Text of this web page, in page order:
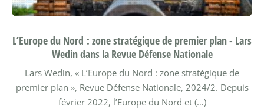
L’Europe du Nord : zone stratégique de premier plan - Lars
Wedin dans la Revue Défense Nationale
Lars Wedin, « L’Europe du Nord : zone stratégique de
premier plan », Revue Défense Nationale, 2024/2. Depuis
février 2022, l’Europe du Nord et (…)